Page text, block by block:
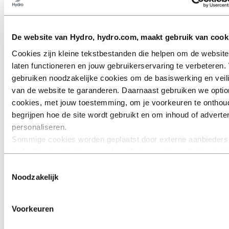
De website van Hydro, hydro.com, maakt gebruik van
Cookies zijn kleine tekstbestanden die helpen om de
laten functioneren en jouw gebruikerservaring te verbeteren.
gebruiken noodzakelijke cookies om de basiswerking en
van de website te garanderen. Daarnaast gebruiken we
cookies, met jouw toestemming, om je voorkeuren te
begrijpen hoe de site wordt gebruikt en om inhoud of
personaliseren.
Sommige cookies worden geplaatst door externe
verzamelen, combineren met andere informatie die je aan
een third‑party cookie is de Verwerkingsverantwoordelijke
Noodzakelijk
Voorkeuren
Lichtmasten